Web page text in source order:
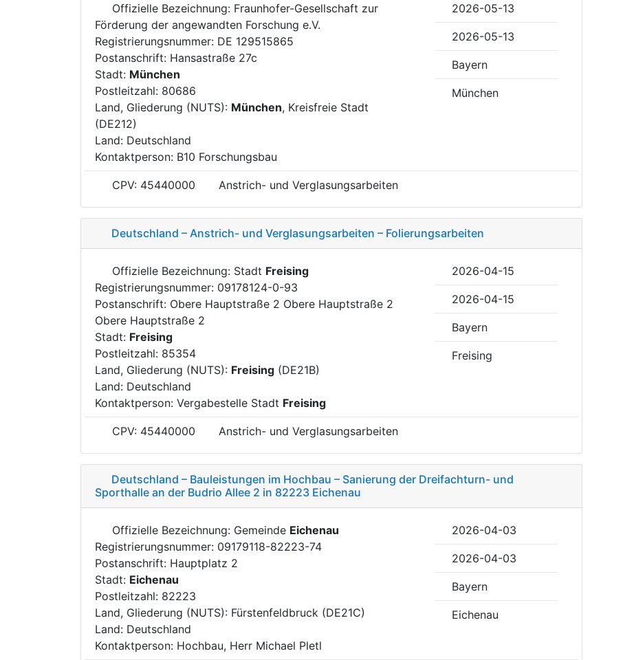
Offizielle Bezeichnung: Fraunhofer-Gesellschaft zur
Förderung der angewandten Forschung e.V.
Registrierungsnummer: DE 129515865
Postanschrift: Hansastraße 27c
Stadt: München
Postleitzahl: 80686
Land, Gliederung (NUTS): München, Kreisfreie Stadt
(DE212)
Land: Deutschland
Kontaktperson: B10 Forschungsbau
2026-05-13
2026-05-13
Bayern
München
CPV: 45440000 Anstrich- und Verglasungsarbeiten
Deutschland – Anstrich- und Verglasungsarbeiten – Folierungsarbeiten
Offizielle Bezeichnung: Stadt Freising
Registrierungsnummer: 09178124-0-93
Postanschrift: Obere Hauptstraße 2 Obere Hauptstraße 2
Obere Hauptstraße 2
Stadt: Freising
Postleitzahl: 85354
Land, Gliederung (NUTS): Freising (DE21B)
Land: Deutschland
Kontaktperson: Vergabestelle Stadt Freising
2026-04-15
2026-04-15
Bayern
Freising
CPV: 45440000 Anstrich- und Verglasungsarbeiten
Deutschland – Bauleistungen im Hochbau – Sanierung der Dreifachturn- und
Sporthalle an der Budrio Allee 2 in 82223 Eichenau
Offizielle Bezeichnung: Gemeinde Eichenau
Registrierungsnummer: 09179118-82223-74
Postanschrift: Hauptplatz 2
Stadt: Eichenau
Postleitzahl: 82223
Land, Gliederung (NUTS): Fürstenfeldbruck (DE21C)
Land: Deutschland
Kontaktperson: Hochbau, Herr Michael Pletl
2026-04-03
2026-04-03
Bayern
Eichenau